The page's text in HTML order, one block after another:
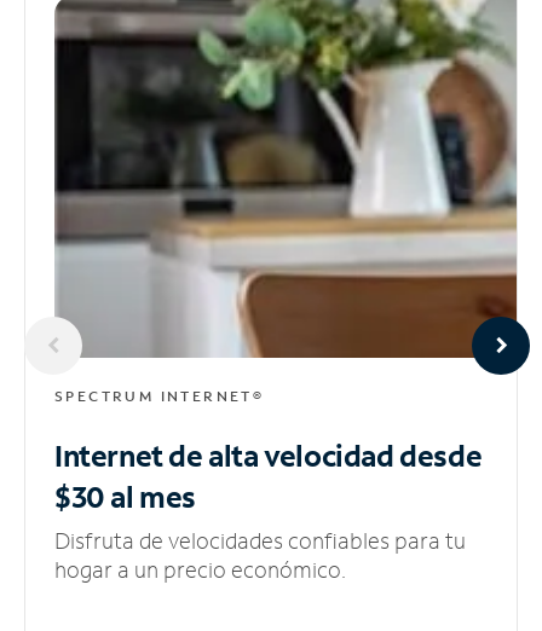
SPECTRUM INTERNET®
Internet de alta velocidaddesde
$30 al mes
Disfruta de velocidades confiables para tu
hogar a un precio económico.